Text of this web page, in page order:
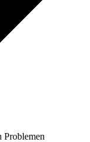
Problemen